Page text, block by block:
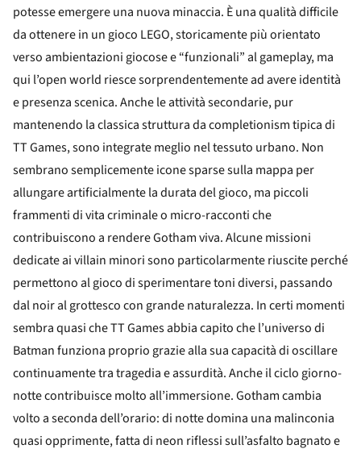
potesse emergere una nuova minaccia. È una qualità difficile
da ottenere in un gioco LEGO, storicamente più orientato
verso ambientazioni giocose e “funzionali” al gameplay, ma
qui l’open world riesce sorprendentemente ad avere identità
e presenza scenica. Anche le attività secondarie, pur
mantenendo la classica struttura da completionism tipica di
TT Games, sono integrate meglio nel tessuto urbano. Non
sembrano semplicemente icone sparse sulla mappa per
allungare artificialmente la durata del gioco, ma piccoli
frammenti di vita criminale o micro-racconti che
contribuiscono a rendere Gotham viva. Alcune missioni
dedicate ai villain minori sono particolarmente riuscite perché
permettono al gioco di sperimentare toni diversi, passando
dal noir al grottesco con grande naturalezza. In certi momenti
sembra quasi che TT Games abbia capito che l’universo di
Batman funziona proprio grazie alla sua capacità di oscillare
continuamente tra tragedia e assurdità. Anche il ciclo giorno-
notte contribuisce molto all’immersione. Gotham cambia
volto a seconda dell’orario: di notte domina una malinconia
quasi opprimente, fatta di neon riflessi sull’asfalto bagnato e